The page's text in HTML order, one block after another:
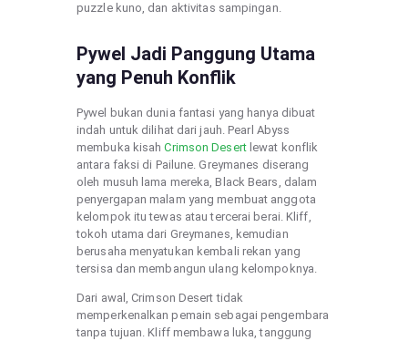
puzzle kuno, dan aktivitas sampingan.
Pywel Jadi Panggung Utama
yang Penuh Konflik
Pywel bukan dunia fantasi yang hanya dibuat
indah untuk dilihat dari jauh. Pearl Abyss
membuka kisahCrimson Desertlewat konflik
antara faksi di Pailune. Greymanes diserang
oleh musuh lama mereka, Black Bears, dalam
penyergapan malam yang membuat anggota
kelompok itu tewas atau tercerai berai. Kliff,
tokoh utama dari Greymanes, kemudian
berusaha menyatukan kembali rekan yang
tersisa dan membangun ulang kelompoknya.
Dari awal, Crimson Desert tidak
memperkenalkan pemain sebagai pengembara
tanpa tujuan. Kliff membawa luka, tanggung